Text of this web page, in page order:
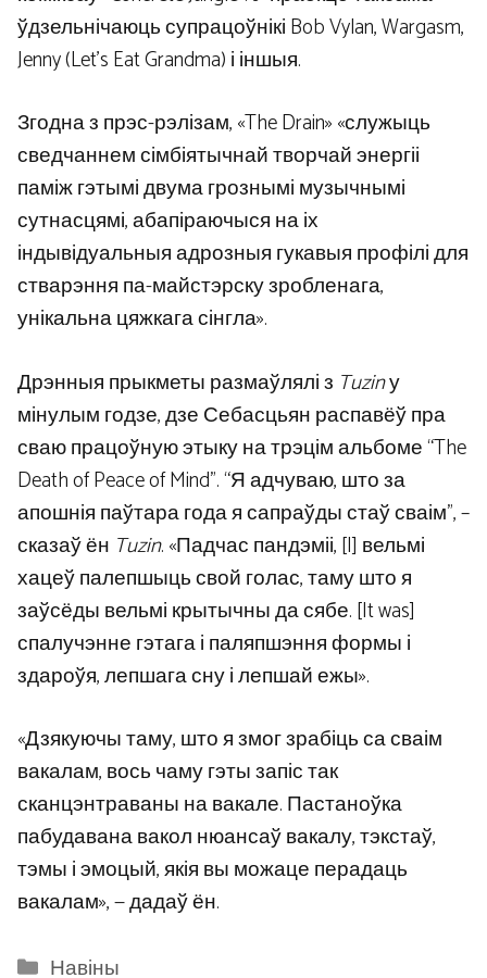
ўдзельнічаюць супрацоўнікі Bob Vylan, Wargasm,
Jenny (Let's Eat Grandma) і іншыя.
Згодна з прэс-рэлізам, «The Drain» «служыць
сведчаннем сімбіятычнай творчай энергіі
паміж гэтымі двума грознымі музычнымі
сутнасцямі, абапіраючыся на іх
індывідуальныя адрозныя гукавыя профілі для
стварэння па-майстэрску зробленага,
унікальна цяжкага сінгла».
Дрэнныя прыкметы размаўлялі з Tuzinу
мінулым годзе, дзе Себасцьян распавёў пра
сваю працоўную этыку на трэцім альбоме “The
Death of Peace of Mind”. “Я адчуваю, што за
апошнія паўтара года я сапраўды стаў сваім”, –
сказаў ён Tuzin. «Падчас пандэміі, [I] вельмі
хацеў палепшыць свой голас, таму што я
заўсёды вельмі крытычны да сябе. [It was]
спалучэнне гэтага і паляпшэння формы і
здароўя, лепшага сну і лепшай ежы».
«Дзякуючы таму, што я змог зрабіць са сваім
вакалам, вось чаму гэты запіс так
сканцэнтраваны на вакале. Пастаноўка
пабудавана вакол нюансаў вакалу, тэкстаў,
тэмы і эмоцый, якія вы можаце перадаць
вакалам», — дадаў ён.
Categories
Навіны